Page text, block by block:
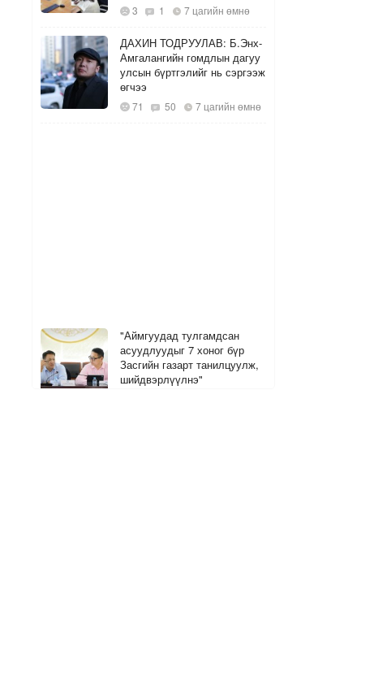
3 1 7 цагийн өмнө
ДАХИН ТОДРУУЛАВ: Б.Энх-
Амгалангийн гомдлын дагуу
улсын бүртгэлийг нь сэргээж
өгчээ
71 50 7 цагийн өмнө
"Аймгуудад тулгамдсан
асуудлуудыг 7 хоног бүр
Засгийн газарт танилцуулж,
шийдвэрлүүлнэ"